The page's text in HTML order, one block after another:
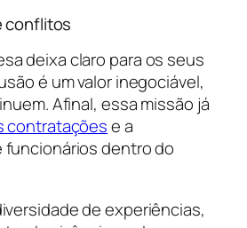
conflitos
deixa claro para os seus
é um valor inegociável,
Afinal, essa missão já
contrataçõese a
funcionários dentro do
de experiências,